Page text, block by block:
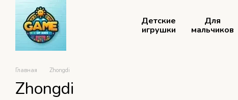
Перейти к основному контенту
Детские
игрушки
Для
мальчиков
Главная Zhongdi
Zhongdi